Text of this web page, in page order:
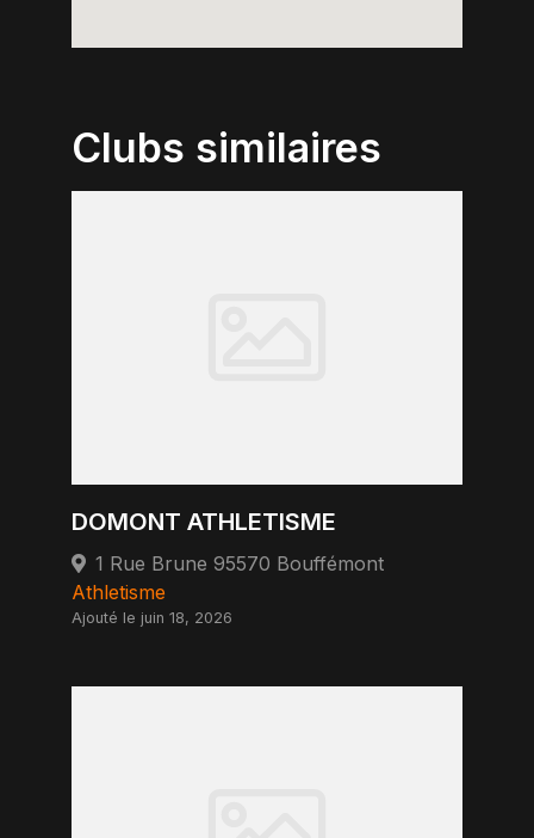
Clubs similaires
DOMONT ATHLETISME
1 Rue Brune 95570 Bouffémont
Athletisme
Ajouté le juin 18, 2026